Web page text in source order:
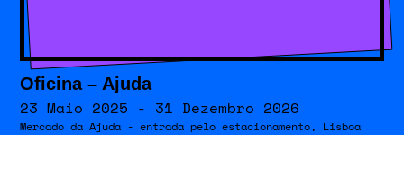
Oficina – Ajuda
23 Maio 2025 - 31 Dezembro 2026
Mercado da Ajuda - entrada pelo estacionamento, Lisboa